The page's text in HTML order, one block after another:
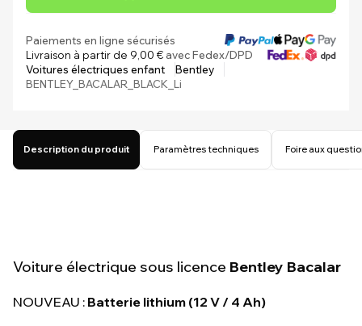
Paiements en ligne sécurisés
Livraison à partir de 9,00 €avec Fedex/DPD
Voitures électriques enfant
Bentley
BENTLEY_BACALAR_BLACK_Li
Description du produit Paramètres techniques Foire aux
Voiture électrique sous licence Bentley Bacalar
NOUVEAU : Batterie lithium (12 V / 4 Ah)